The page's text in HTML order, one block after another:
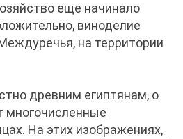
еще начинало
виноделие
на территории
древним египтянам, о
многочисленные
На этих изображениях,